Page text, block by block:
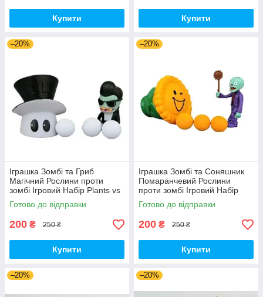
Купити Купити
–20%
Іграшка Зомбі та Гриб
Магічний Рослини проти
зомбі Ігровий Набір Plants vs
Zombies (00179)
Готово до відправки
200 ₴ 250 ₴
Купити
–20%
Іграшка Зомбі та Соняшник
Помаранчевий Рослини
проти зомбі Ігровий Набір
Plants vs Zombies (00180)
Готово до відправки
200 ₴ 250 ₴
Купити
–20% –20%